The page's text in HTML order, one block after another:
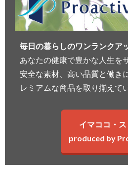
毎日の暮らしのワンランクア
あなたの健康で豊かな人生を
安全な素材、高い品質と働き
レミアムな商品を取り揃えて
イマココ・
produced by